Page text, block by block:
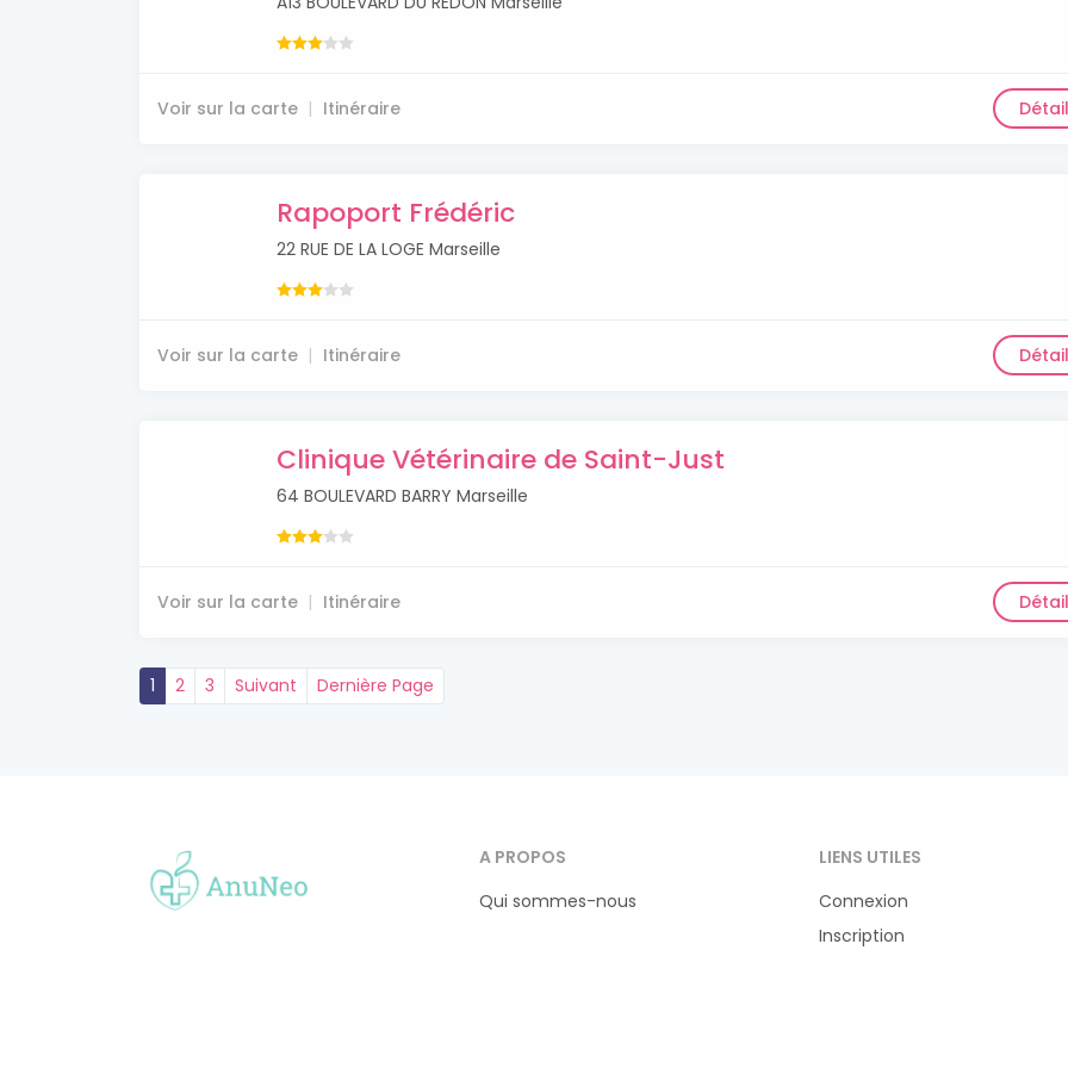
Voir sur la carte Itinéraire
Rapoport Frédéric
22 RUE DE LA LOGE Marseille
Voir sur la carte Itinéraire
Clinique Vétérinaire de Saint-Just
64 BOULEVARD BARRY Marseille
Voir sur la carte Itinéraire
1 2 3 Suivant Dernière Page
A PROPOS
Qui sommes-nous
LIENS UTILES
Connexion
Inscription